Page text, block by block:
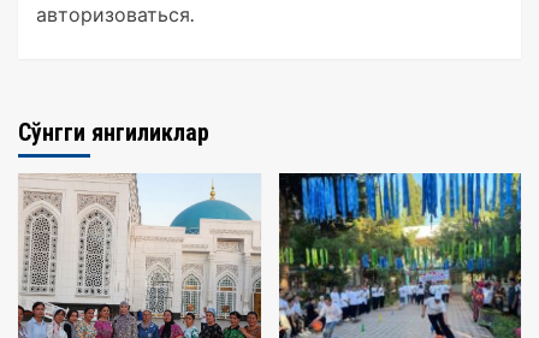
авторизоваться
Сўнгги янгиликлар